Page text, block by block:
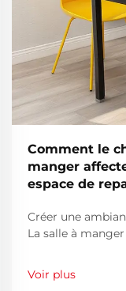
Comment le
manger
espace de
Créer une
La salle à
souvenirs
librement et où
Voir plus